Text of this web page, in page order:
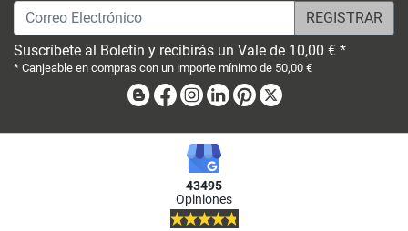
Correo Electrónico
Suscríbete al Boletín y recibirás un Vale de 10,00 € *
* Canjeable en compras con un importe mínimo de 50,00 €
BlogFacebook
Instagram
LinkedinPinterest
43495
Opiniones